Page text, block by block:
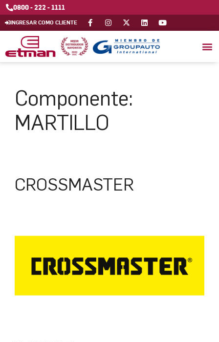
0800 - 222 - 1111
INGRESAR COMO CLIENTE
Componente:
MARTILLO
CROSSMASTER